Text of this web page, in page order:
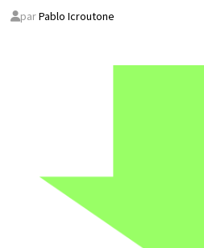
parPablo Icroutone